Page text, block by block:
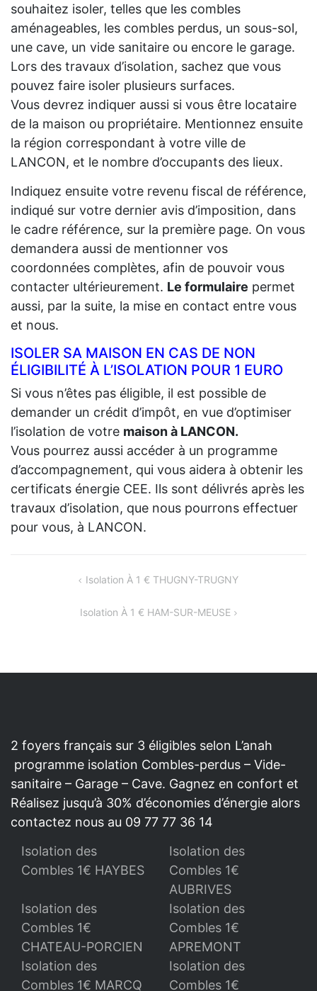
souhaitez isoler, telles que les combles
aménageables, les combles perdus, un sous-sol,
une cave, un vide sanitaire ou encore le garage.
Lors des travaux d’isolation, sachez que vous
pouvez faire isoler plusieurs surfaces.
Vous devrez indiquer aussi si vous être locataire
de la maison ou propriétaire. Mentionnez ensuite
la région correspondant à votre ville de
LANCON, et le nombre d’occupants des lieux.
Indiquez ensuite votre revenu fiscal de référence,
indiqué sur votre dernier avis d’imposition, dans
le cadre référence, sur la première page. On vous
demandera aussi de mentionner vos
coordonnées complètes, afin de pouvoir vous
contacter ultérieurement. Le formulaire permet
aussi, par la suite, la mise en contact entre vous
et nous.
ISOLER SA MAISON EN CAS DE NON
ÉLIGIBILITÉ À L’ISOLATION POUR 1 EURO
Si vous n’êtes pas éligible, il est possible de
demander un crédit d’impôt, en vue d’optimiser
l’isolation de votre maison à LANCON.
Vous pourrez aussi accéder à un programme
d’accompagnement, qui vous aidera à obtenir les
certificats énergie CEE. Ils sont délivrés après les
travaux d’isolation, que nous pourrons effectuer
pour vous, à LANCON.
NAVIGATIONIsolation À 1 € THUGNY-TRUGNY
Isolation À 1 € HAM-SUR-MEUSE
2 foyers français sur 3 éligibles selon L’anah
programme isolation Combles-perdus – Vide-
sanitaire – Garage – Cave. Gagnez en confort et
Réalisez jusqu’à 30% d’économies d’énergie alors
contactez nous au 09 77 77 36 14
Isolation des
Combles 1€ HAYBES
Isolation des
Combles 1€
AUBRIVES
Isolation des
Combles 1€
CHATEAU-PORCIEN
Isolation des
Combles 1€
APREMONT
Isolation des
Combles 1€ MARCQ
Isolation des
Combles 1€